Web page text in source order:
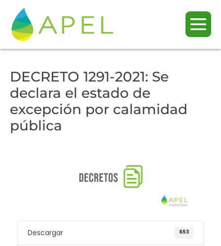
DECRETO 1291-2021: Se
declara el estado de
excepción por calamidad
pública
Descargar 653